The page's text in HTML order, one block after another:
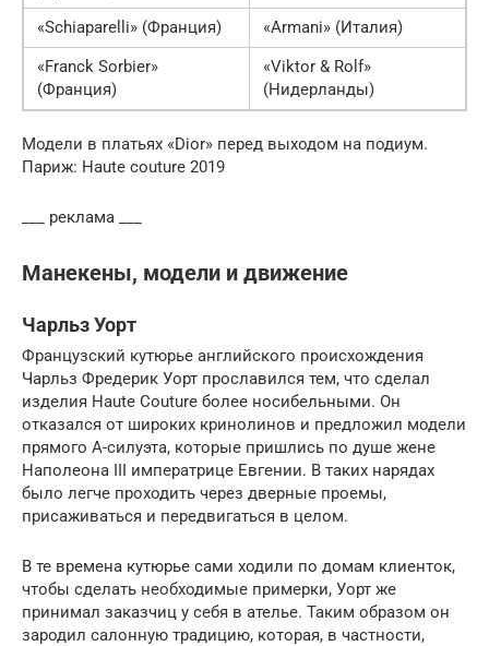
«Schiaparelli» (Франция)
«Armani» (Италия)
«Franck Sorbier»
(Франция)
«Viktor & Rolf»
(Нидерланды)
Модели в платьях «Dior» перед выходом на подиум.
Париж: Haute couture 2019
___ реклама ___
Манекены, модели и движение
Чарльз Уорт
Французский кутюрье английского происхождения
Чарльз Фредерик Уорт прославился тем, что сделал
изделия Haute Couture более носибельными. Он
отказался от широких кринолинов и предложил модели
прямого А-силуэта, которые пришлись по душе жене
Наполеона III императрице Евгении. В таких нарядах
было легче проходить через дверные проемы,
присаживаться и передвигаться в целом.
В те времена кутюрье сами ходили по домам клиенток,
чтобы сделать необходимые примерки, Уорт же
принимал заказчиц у себя в ателье. Таким образом он
зародил салонную традицию, которая, в частности,